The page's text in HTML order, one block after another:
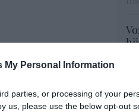
My Personal Information
parties, or processing of your
us, please use the below opt-out